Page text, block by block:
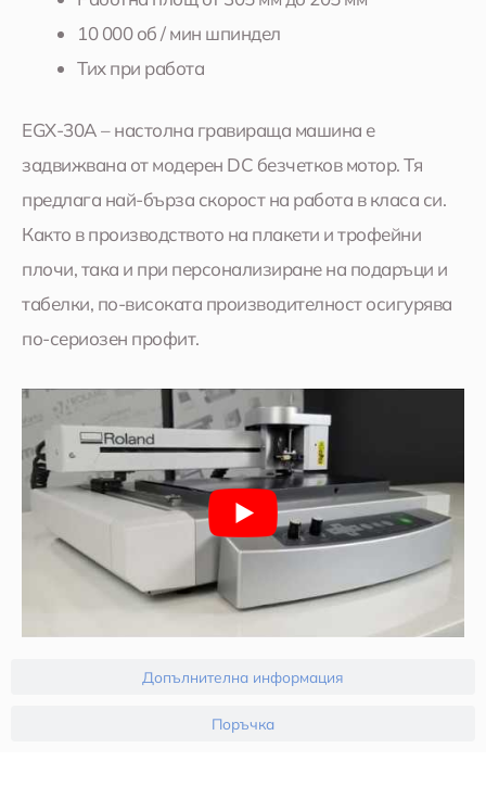
Допълнителна информация
Поръчка
10 000 об / мин шпиндел
Тих при работа
EGX-30A – настолна гравираща машина е
задвижвана от модерен DC безчетков мотор. Тя
предлага най-бърза скорост на работа в класа си.
Както в производството на плакети и трофейни
плочи, така и при персонализиране на подаръци и
табелки, по-високата производителност осигурява
по-сериозен профит.